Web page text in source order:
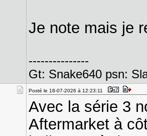
Je note mais je
---------------
Gt: Snake640 psn:
Posté le 18-07-2026 à 12:23:11
Avec la série 3
Aftermarket à